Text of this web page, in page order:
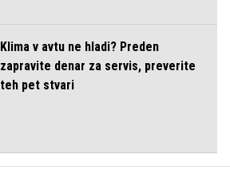
Klima v avtu ne hladi? Preden
zapravite denar za servis, preverite
teh pet stvari